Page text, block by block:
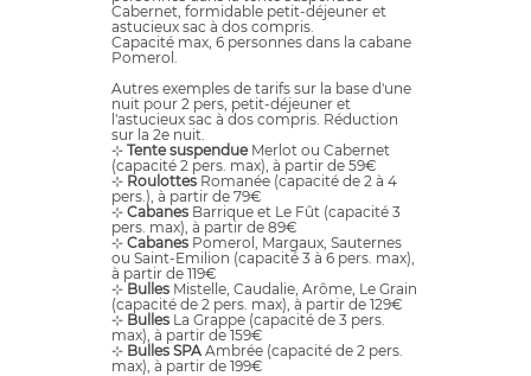
Cabernet, formidable petit-déjeuner et
astucieux sac à dos compris.
Capacité max, 6 personnes dans la cabane
Pomerol.
Autres exemples de tarifs sur la base d'une
nuit pour 2 pers, petit-déjeuner et
l'astucieux sac à dos compris. Réduction
sur la 2e nuit.
⊹ Tente suspendueMerlot ou Cabernet
(capacité 2 pers. max), à partir de 59€
⊹ Roulottes Romanée (capacité de 2 à 4
pers.), à partir de 79€
⊹ Cabanes Barrique et Le Fût (capacité 3
pers. max), à partir de 89€
⊹ Cabanes Pomerol, Margaux, Sauternes
ou Saint-Emilion (capacité 3 à 6 pers. max),
à partir de 119€
⊹ Bulles Mistelle, Caudalie, Arôme, Le Grain
(capacité de 2 pers. max), à partir de 129€
⊹ Bulles La Grappe (capacité de 3 pers.
max), à partir de 159€
⊹ Bulles SPA Ambrée (capacité de 2 pers.
max), à partir de 199€